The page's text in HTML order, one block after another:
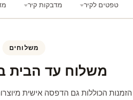
טפטים לקיר מדבקות קיר
משלוחים
משלוח עד הבית
הזמנות הכוללות גם הדפסה אישית